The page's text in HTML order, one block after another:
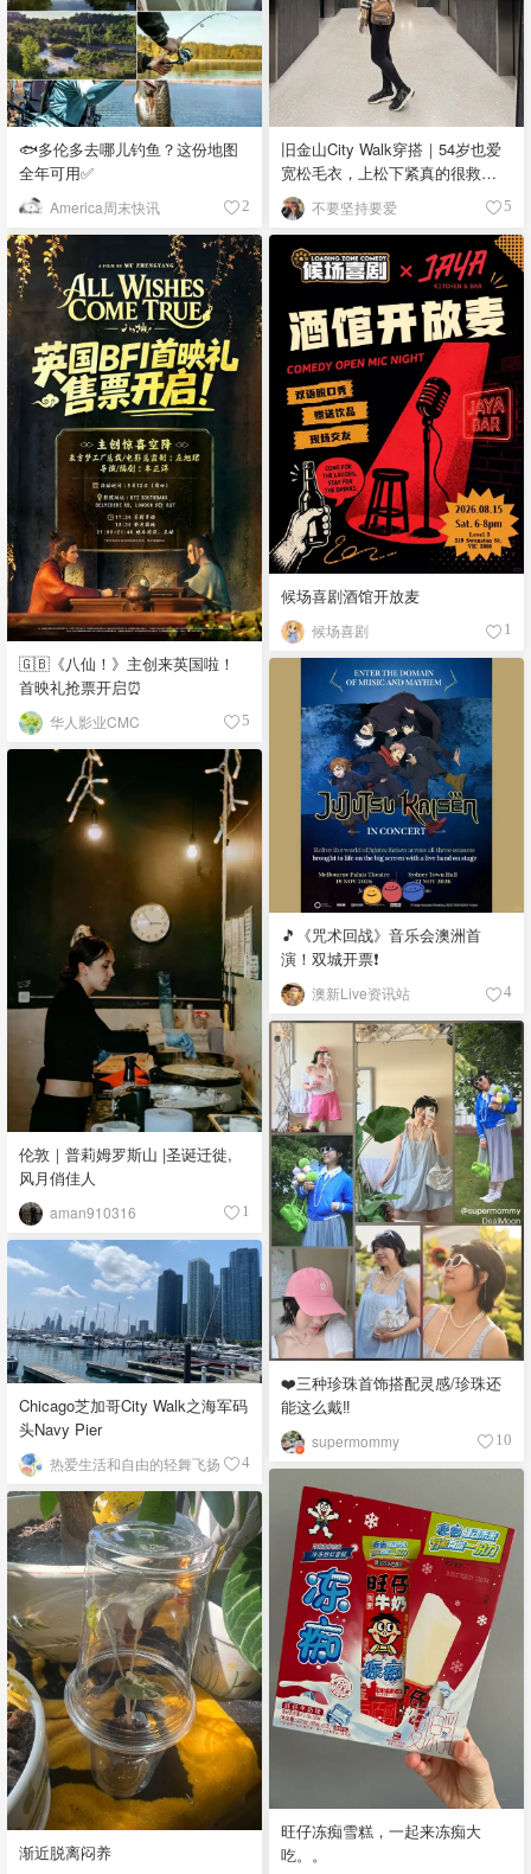
🐟多伦多去哪儿钓鱼？这份地图
全年可用✅
America周末快讯 2
旧金山City Walk穿搭｜54岁也爱
宽松毛衣，上松下紧真的很救比
例
不要坚持要爱 5
🇬🇧《八仙！》主创来英国啦！
首映礼抢票开启⏰
华人影业CMC 5
候场喜剧酒馆开放麦
候场喜剧 1
🎵《咒术回战》音乐会澳洲首
演！双城开票❗️
澳新Live资讯站 4
伦敦｜普莉姆罗斯山 |圣诞迁徙,
风月俏佳人
aman910316 1
❤️三种珍珠首饰搭配灵感/珍珠还
能这么戴‼️
supermommy 10
Chicago芝加哥City Walk之海军码
头Navy Pier
热爱生活和自由的轻舞飞扬 4
旺仔冻痴雪糕，一起来冻痴大
吃。。
渐近脱离闷养